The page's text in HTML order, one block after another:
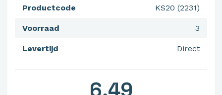
KS20 (2231)
Productcode
3
Voorraad
Direct
Levertijd